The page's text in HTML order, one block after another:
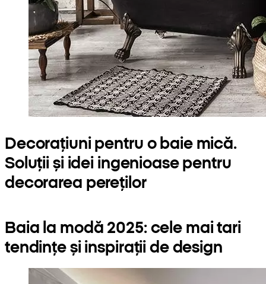
Decorațiuni pentru o baie mică.
Soluții și idei ingenioase pentru
decorarea pereților
Baia la modă 2025: cele mai tari
tendințe și inspirații de design